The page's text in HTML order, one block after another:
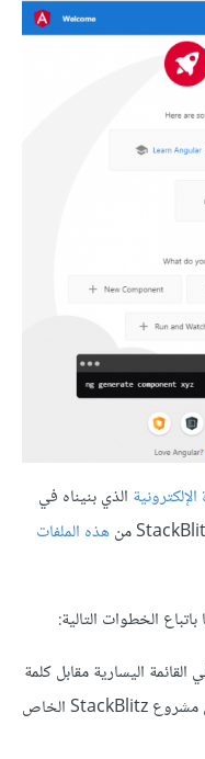
الذي بنيناه في
هذه الملفات
الخطوات التالية:
اليسارية مقابل كلمة
مشروع Project لتنزيل شيفرة المصدر من مشروع StackBlitz الخاص